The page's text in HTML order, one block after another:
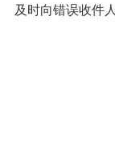
及时向错误收件